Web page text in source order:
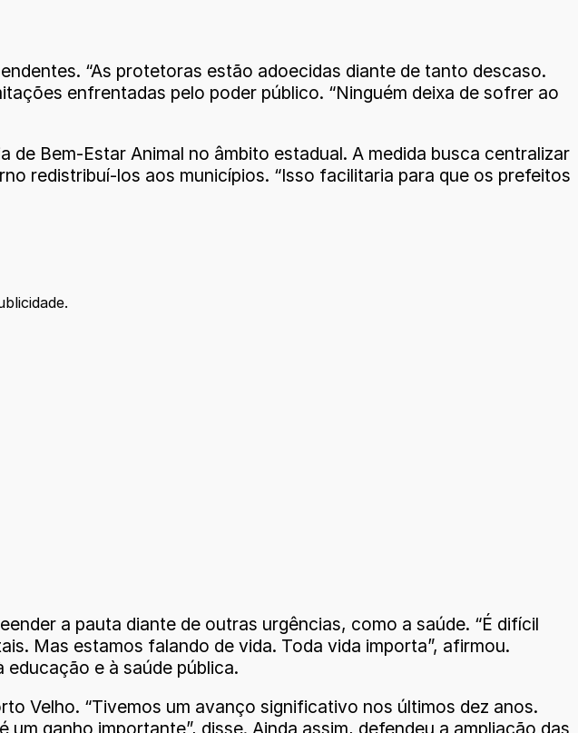
“As protetoras estão adoecidas diante de tanto descaso.
enfrentadas pelo poder público. “Ninguém deixa de sofrer ao
Bem-Estar Animal no âmbito estadual. A medida busca centralizar
redistribuí-los aos municípios. “Isso facilitaria para que os prefeitos
a pauta diante de outras urgências, como a saúde. “É difícil
Mas estamos falando de vida. Toda vida importa”, afirmou.
e à saúde pública.
Velho. “Tivemos um avanço significativo nos últimos dez anos.
ganho importante”, disse. Ainda assim, defendeu a ampliação das